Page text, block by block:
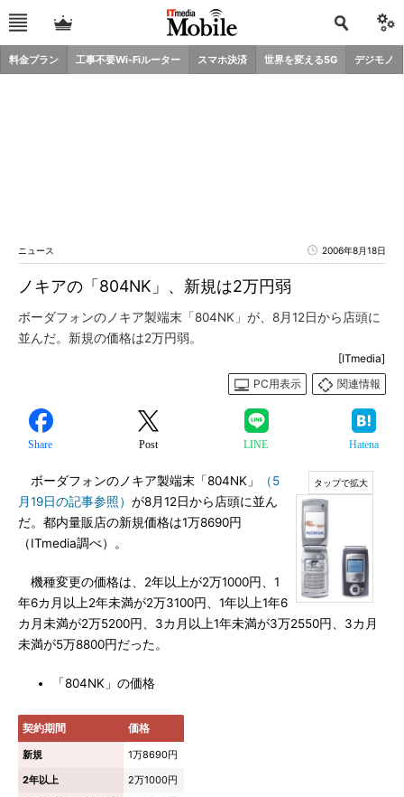
料金プラン 工事不要Wi-Fiルーター スマホ決済 世界を変える5G デジモノ
ニュース 2006年8月18日
ノキアの「804NK」、新規は2万円弱
ボーダフォンのノキア製端末「804NK」が、8月12日から店頭に
並んだ。新規の価格は2万円弱。
[ITmedia]
PC用表示
関連情報
Share Post LINE Hatena
ボーダフォンのノキア製端末「804NK」
（5
月19日の記事参照） が8月12日から店頭に並ん
だ。都内量販店の新規価格は1万8690円
（ITmedia調べ）。
機種変更の価格は、2年以上が2万1000円、1
年6カ月以上2年未満が2万3100円、1年以上1年6
カ月未満が2万5200円、3カ月以上1年未満が3万2550円、3カ月
未満が5万8800円だった。
「804NK」の価格
契約期間 価格
新規
1万8690円
2年以上
2万1000円